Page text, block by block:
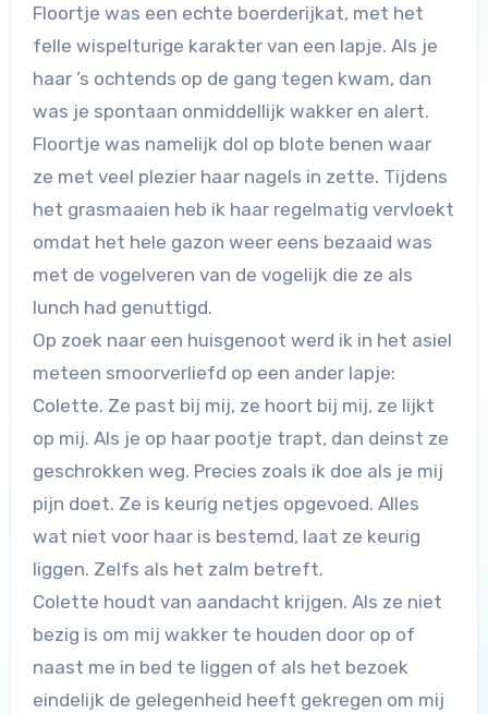
Floortje was een echte boerderijkat, met het
felle wispelturige karakter van een lapje. Als je
haar ’s ochtends op de gang tegen kwam, dan
was je spontaan onmiddellijk wakker en alert.
Floortje was namelijk dol op blote benen waar
ze met veel plezier haar nagels in zette. Tijdens
het grasmaaien heb ik haar regelmatig vervloekt
omdat het hele gazon weer eens bezaaid was
met de vogelveren van de vogelijk die ze als
lunch had genuttigd.
Op zoek naar een huisgenoot werd ik in het asiel
meteen smoorverliefd op een ander lapje:
Colette. Ze past bij mij, ze hoort bij mij, ze lijkt
op mij. Als je op haar pootje trapt, dan deinst ze
geschrokken weg. Precies zoals ik doe als je mij
pijn doet. Ze is keurig netjes opgevoed. Alles
wat niet voor haar is bestemd, laat ze keurig
liggen. Zelfs als het zalm betreft.
Colette houdt van aandacht krijgen. Als ze niet
bezig is om mij wakker te houden door op of
naast me in bed te liggen of als het bezoek
eindelijk de gelegenheid heeft gekregen om mij